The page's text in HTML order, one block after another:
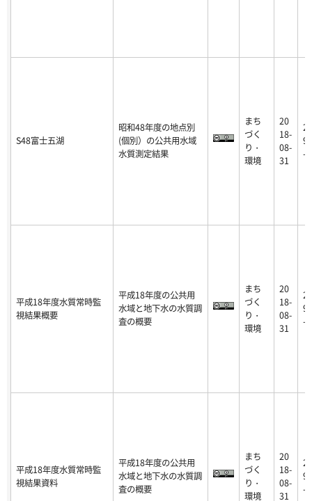
S48富士五湖
昭和48年度の地点別
(個別）の公共用水域
水質測定結果
まち
づく
り・
環境
20
18-
08-
31
-
平成18年度水質常時監
視結果概要
平成18年度の公共用
水域と地下水の水質調
査の概要
まち
づく
り・
環境
20
18-
08-
31
-
平成18年度水質常時監
視結果資料
平成18年度の公共用
水域と地下水の水質調
査の概要
まち
づく
り・
環境
20
18-
08-
31
-